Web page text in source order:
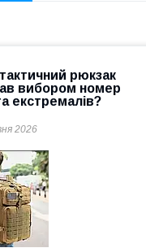
рюкзак
вибором номер
екстремалів?
2026